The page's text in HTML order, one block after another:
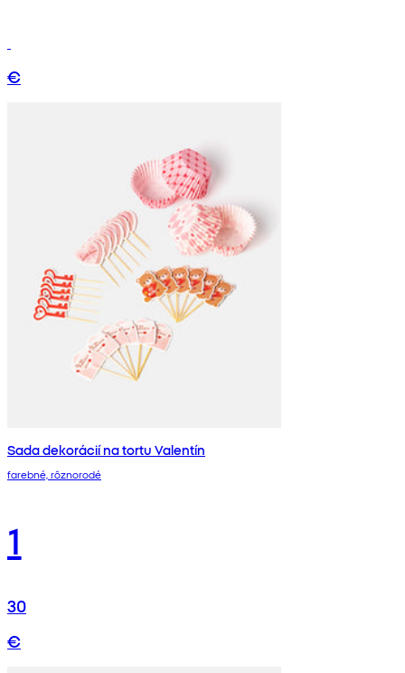
€
Sada dekorácií na tortu Valentín
farebné, rôznorodé
1
30
€